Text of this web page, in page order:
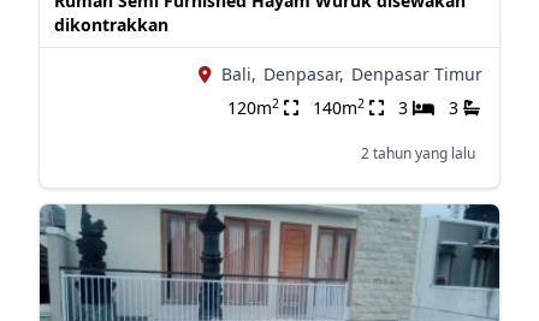
dikontrakkan
Bali, Denpasar, Denpasar Timur
120m2 140m2 3 3
2 tahun yang lalu